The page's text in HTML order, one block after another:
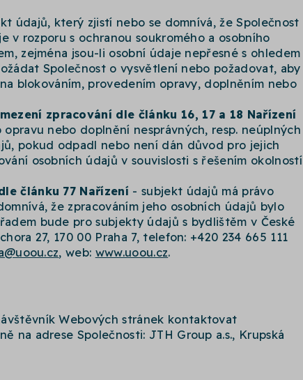
údajů, který zjistí nebo se domnívá, že Společnost
v rozporu s ochranou soukromého a osobního
zejména jsou-li osobní údaje nepřesné s ohledem
Společnost o vysvětlení nebo požadovat, aby
blokováním, provedením opravy, doplněním nebo
zpracování dle článku 16, 17 a 18 Nařízení
nebo doplnění nesprávných, resp. neúplných
pokud odpadl nebo není dán důvod pro jejich
osobních údajů v souvislosti s řešením okolností
článku 77 Nařízení - subjekt údajů má právo
že zpracováním jeho osobních údajů bylo
bude pro subjekty údajů s bydlištěm v České
27, 170 00 Praha 7, telefon: +420 234 665 111
, web: www.uoou.cz.
Webových stránek kontaktovat
na adrese Společnosti: JTH Group a.s., Krupská